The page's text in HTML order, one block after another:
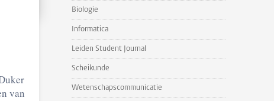
van
Biologie
Informatica
Leiden Student Journal
Scheikunde
Wetenschapscommunicatie